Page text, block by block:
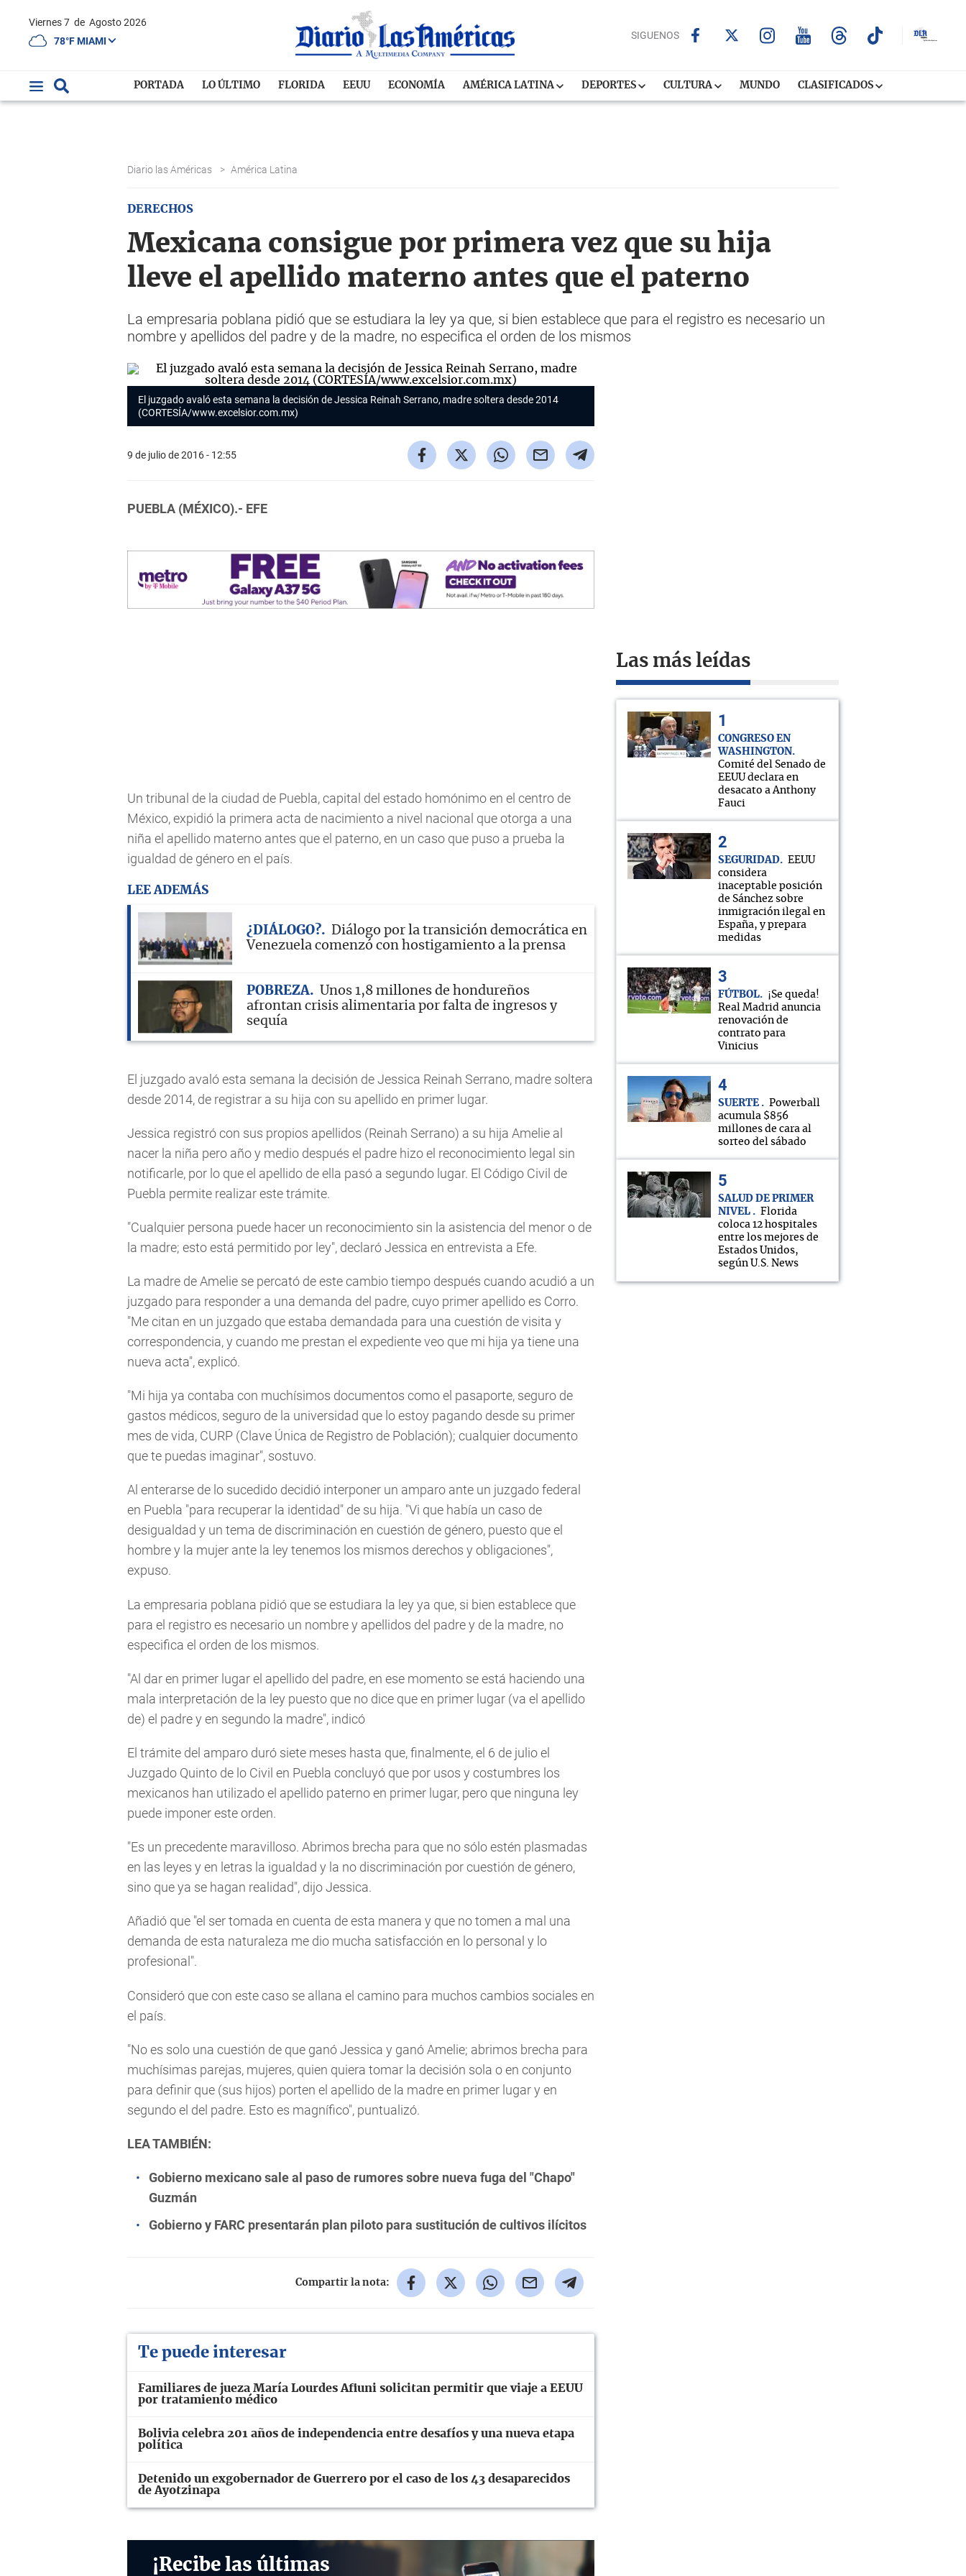
Viernes 7 de Agosto 2026
78°F MIAMI
SIGUENOS
PORTADA LO ÚLTIMO FLORIDA EEUU ECONOMÍA AMÉRICA LATINA DEPORTES CULTURA MUNDO CLASIFICADOS
Diario las Américas > América Latina
DERECHOS
Mexicana consigue por primera vez que su hija
lleve el apellido materno antes que el paterno
La empresaria poblana pidió que se estudiara la ley ya que, si bien establece que para el registro es necesario un
nombre y apellidos del padre y de la madre, no especifica el orden de los mismos
El juzgado avaló esta semana la decisión de Jessica Reinah Serrano, madre soltera desde 2014
(CORTESÍA/www.excelsior.com.mx)
9 de julio de 2016 - 12:55
PUEBLA (MÉXICO).- EFE
Un tribunal de la ciudad de Puebla, capital del estado homónimo en el centro de
México, expidió la primera acta de nacimiento a nivel nacional que otorga a una
niña el apellido materno antes que el paterno, en un caso que puso a prueba la
igualdad de género en el país.
LEE ADEMÁS
¿DIÁLOGO?
Diálogo por la transición democrática en
Venezuela comenzó con hostigamiento a la prensa
POBREZA
Unos 1,8 millones de hondureños
afrontan crisis alimentaria por falta de ingresos y
sequía
El juzgado avaló esta semana la decisión de Jessica Reinah Serrano, madre soltera
desde 2014, de registrar a su hija con su apellido en primer lugar.
Jessica registró con sus propios apellidos (Reinah Serrano) a su hija Amelie al
nacer la niña pero año y medio después el padre hizo el reconocimiento legal sin
notificarle, por lo que el apellido de ella pasó a segundo lugar. El Código Civil de
Puebla permite realizar este trámite.
"Cualquier persona puede hacer un reconocimiento sin la asistencia del menor o de
la madre; esto está permitido por ley", declaró Jessica en entrevista a Efe.
La madre de Amelie se percató de este cambio tiempo después cuando acudió a un
juzgado para responder a una demanda del padre, cuyo primer apellido es Corro.
"Me citan en un juzgado que estaba demandada para una cuestión de visita y
correspondencia, y cuando me prestan el expediente veo que mi hija ya tiene una
nueva acta", explicó.
"Mi hija ya contaba con muchísimos documentos como el pasaporte, seguro de
gastos médicos, seguro de la universidad que lo estoy pagando desde su primer
mes de vida, CURP (Clave Única de Registro de Población); cualquier documento
que te puedas imaginar", sostuvo.
Al enterarse de lo sucedido decidió interponer un amparo ante un juzgado federal
en Puebla "para recuperar la identidad" de su hija. "Vi que había un caso de
desigualdad y un tema de discriminación en cuestión de género, puesto que el
hombre y la mujer ante la ley tenemos los mismos derechos y obligaciones",
expuso.
La empresaria poblana pidió que se estudiara la ley ya que, si bien establece que
para el registro es necesario un nombre y apellidos del padre y de la madre, no
especifica el orden de los mismos.
"Al dar en primer lugar el apellido del padre, en ese momento se está haciendo una
mala interpretación de la ley puesto que no dice que en primer lugar (va el apellido
de) el padre y en segundo la madre", indicó
El trámite del amparo duró siete meses hasta que, finalmente, el 6 de julio el
Juzgado Quinto de lo Civil en Puebla concluyó que por usos y costumbres los
mexicanos han utilizado el apellido paterno en primer lugar, pero que ninguna ley
puede imponer este orden.
"Es un precedente maravilloso. Abrimos brecha para que no sólo estén plasmadas
en las leyes y en letras la igualdad y la no discriminación por cuestión de género,
sino que ya se hagan realidad", dijo Jessica.
Añadió que "el ser tomada en cuenta de esta manera y que no tomen a mal una
demanda de esta naturaleza me dio mucha satisfacción en lo personal y lo
profesional".
Consideró que con este caso se allana el camino para muchos cambios sociales en
el país.
"No es solo una cuestión de que ganó Jessica y ganó Amelie; abrimos brecha para
muchísimas parejas, mujeres, quien quiera tomar la decisión sola o en conjunto
para definir que (sus hijos) porten el apellido de la madre en primer lugar y en
segundo el del padre. Esto es magnífico", puntualizó.
LEA TAMBIÉN:
Gobierno mexicano sale al paso de rumores sobre nueva fuga del "Chapo"
Guzmán
Gobierno y FARC presentarán plan piloto para sustitución de cultivos ilícitos
Compartir la nota:
Te puede interesar
Familiares de jueza María Lourdes Afiuni solicitan permitir que viaje a EEUU
por tratamiento médico
Bolivia celebra 201 años de independencia entre desafíos y una nueva etapa
política
Detenido un exgobernador de Guerrero por el caso de los 43 desaparecidos
de Ayotzinapa
¡Recibe las últimas
Las más leídas
CONGRESO EN
WASHINGTON
Comité del Senado de
EEUU declara en
desacato a Anthony
Fauci
SEGURIDAD
EEUU
considera
inaceptable posición
de Sánchez sobre
inmigración ilegal en
España, y prepara
medidas
FÚTBOL
¡Se queda!
Real Madrid anuncia
renovación de
contrato para
Vinicius
SUERTE
Powerball
acumula $856
millones de cara al
sorteo del sábado
SALUD DE PRIMER
NIVEL
Florida
coloca 12 hospitales
entre los mejores de
Estados Unidos,
según U.S. News